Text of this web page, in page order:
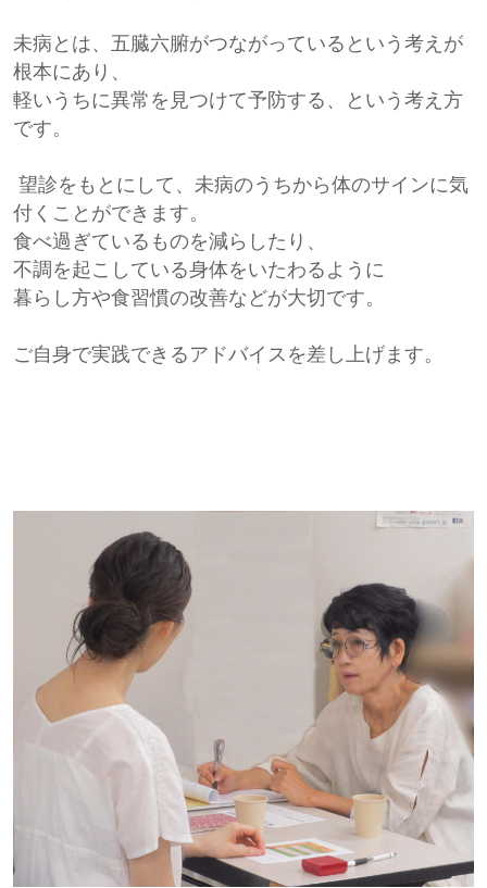
未病とは、五臓六腑がつながっているという考えが
根本にあり、
軽いうちに異常を見つけて予防する、という考え方
です。
望診をもとにして、未病のうちから体のサインに気
付くことができます。
食べ過ぎているものを減らしたり、
不調を起こしている身体をいたわるように
暮らし方や食習慣の改善などが大切です。
ご自身で実践できるアドバイスを差し上げます。